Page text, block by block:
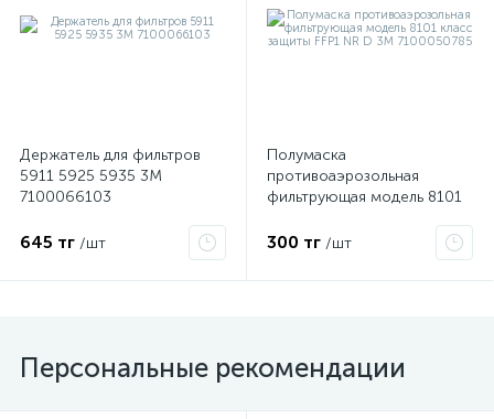
Держатель для фильтров
5911 5925 5935 3М
7100066103
645 тг /шт
Полумаска
противоаэрозольная
фильтрующая модель 8101
7100050785
300 тг /шт
Персональные рекомендации